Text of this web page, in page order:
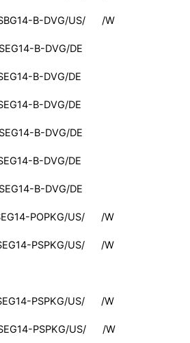
B-DVG/US/ /W
B-DVG/DE
B-DVG/DE
B-DVG/DE
B-DVG/DE
B-DVG/DE
B-DVG/DE
POPKG/US/ /W
PSPKG/US/ /W
PSPKG/US/ /W
PSPKG/US/ /W